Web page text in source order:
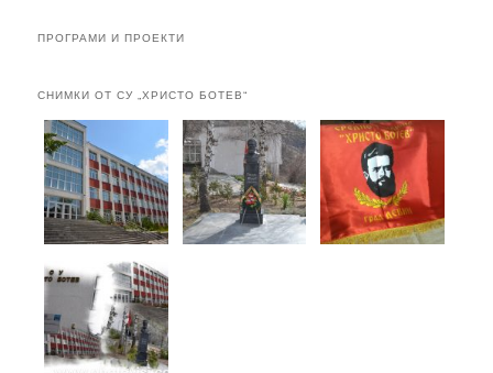
ПРОГРАМИ И ПРОЕКТИ
СНИМКИ ОТ СУ „ХРИСТО БОТЕВ“